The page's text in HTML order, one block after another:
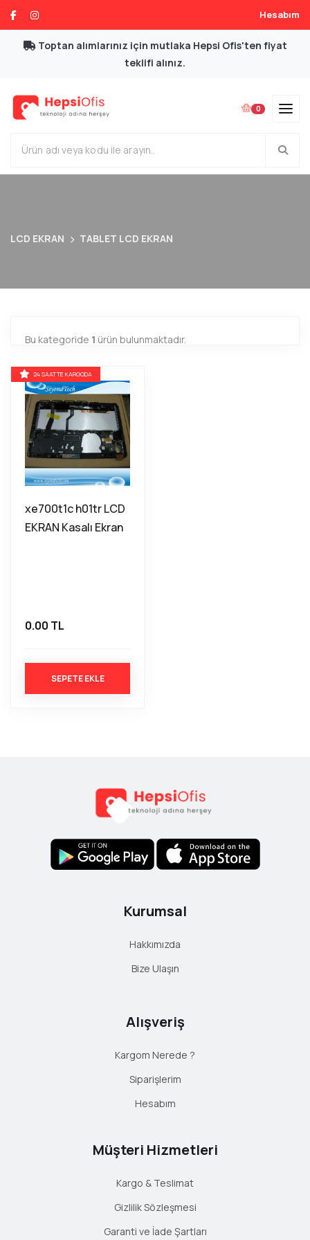
Hesabım
Toptan alımlarınız için mutlaka Hepsi Ofis'ten fiyat
teklifi alınız.
0
LCD EKRAN TABLET LCD EKRAN
Bu kategoride 1 ürün bulunmaktadır.
24 SAATTE KARGODA
xe700t1c h01tr LCD
EKRAN Kasalı Ekran
0.00 TL
SEPETE EKLE
Kurumsal
Hakkımızda
Bize Ulaşın
Alışveriş
Kargom Nerede ?
Siparişlerim
Hesabım
Müşteri Hizmetleri
Kargo & Teslimat
Gizlilik Sözleşmesi
Garanti ve İade Şartları